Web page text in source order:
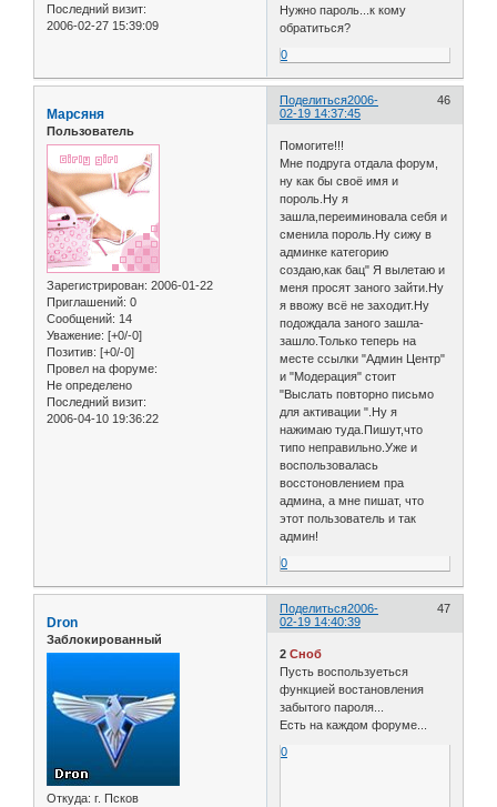
Последний визит:
2006-02-27 15:39:09
Нужно пароль...к кому
обратиться?
0
Поделиться 46
2006-
02-19 14:37:45
Марсяня
Пользователь
Зарегистрирован: 2006-01-22
Приглашений: 0
Сообщений: 14
Уважение: [+0/-0]
Позитив: [+0/-0]
Провел на форуме:
Не определено
Последний визит:
2006-04-10 19:36:22
Помогите!!!
Мне подруга отдала форум,
ну как бы своё имя и
пороль.Ну я
зашла,переиминовала себя и
сменила пороль.Ну сижу в
админке категорию
создаю,как бац" Я вылетаю и
меня просят заного зайти.Ну
я ввожу всё не заходит.Ну
подождала заного зашла-
зашло.Только теперь на
месте ссылки "Админ Центр"
и "Модерация" стоит
"Выслать повторно письмо
для активации ".Ну я
нажимаю туда.Пишут,что
типо неправильно.Уже и
воспользовалась
восстоновлением пра
админа, а мне пишат, что
этот пользователь и так
админ!
0
Поделиться 47
2006-
02-19 14:40:39
Dron
Заблокированный
Откуда: г. Псков
2Сноб
Пусть воспользуеться
функцией востановления
забытого пароля...
Есть на каждом форуме...
0